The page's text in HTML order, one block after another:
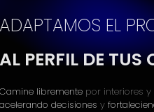
EL
PERFIL DE TUS
librementepor interiores y
decisiones y